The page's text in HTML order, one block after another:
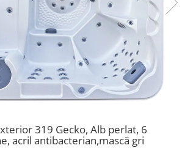
319 Gecko, Alb perlat, 6
acril antibacterian,mască gri